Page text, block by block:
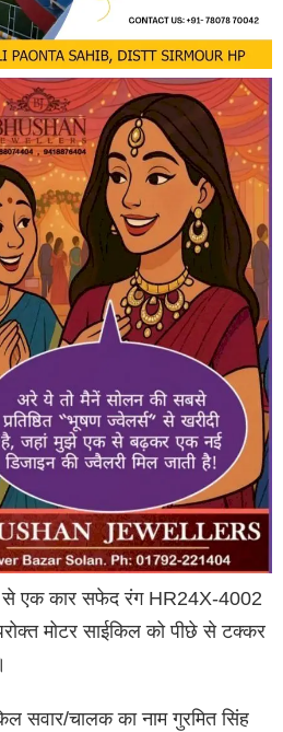
से एक कार सफेद रंग HR24X-4002
मोटर साईकिल को पीछे से टक्कर
सवार/चालक का नाम गुरमित सिंह